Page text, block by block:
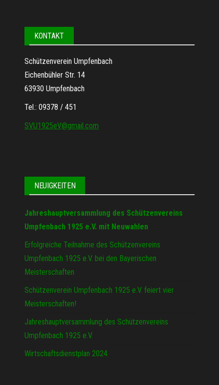
KONTAKT
Schützenverein Umpfenbach
Eichenbühler Str. 14
63930 Umpfenbach
Tel.: 09378 / 451
SVU1925eV@gmail.com
NEUIGKEITEN
Jahreshauptversammlung des Schützenvereins
Umpfenbach 1925 e.V. mit Neuwahlen
Erfolgreiche Teilnahme des Schützenvereins
Umpfenbach 1925 e.V. bei den Bayerischen
Meisterschaften
Schützenverein Umpfenbach 1925 e.V. feiert vier
Meisterschaften!
Jahreshauptversammlung des Schützenvereins
Umpfenbach 1925 e.V.
Wirtschaftsdienstplan 2024